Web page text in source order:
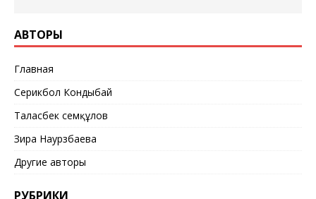
АВТОРЫ
Главная
Серикбол Кондыбай
Таласбек Әсемқұлов
Зира Наурзбаева
Другие авторы
РУБРИКИ